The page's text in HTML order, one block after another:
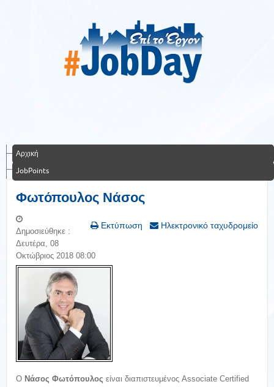
Αρχική
JobPoints
Φωτόπουλος Νάσος
Εκτύπωση Ηλεκτρονικό ταχυδρομείο
Δημοσιεύθηκε :
Δευτέρα, 08
Οκτώβριος 2018 08:00
Ο Νάσος Φωτόπουλος είναι διαπιστευμένος Associate Certified